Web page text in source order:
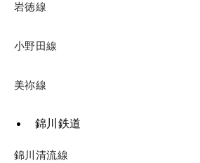
岩徳線
小野田線
美祢線
錦川鉄道
錦川清流線